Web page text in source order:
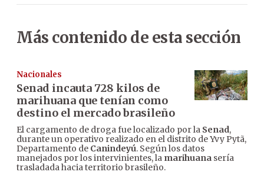
Más contenido de esta sección
Nacionales
Senad incauta 728 kilos de
marihuana que tenían como
destino el mercado brasileño
El cargamento de droga fue localizado por la Senad,
durante un operativo realizado en el distrito de Yvy Pytã,
Departamento de Canindeyú. Según los datos
manejados por los intervinientes, la marihuana sería
trasladada hacia territorio brasileño.